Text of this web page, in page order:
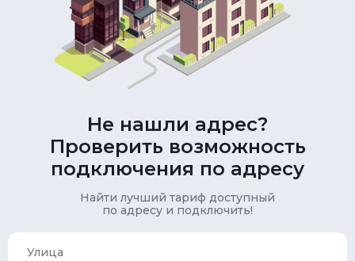
Не нашли адрес?
Проверить возможность
подключения по адресу
Найти лучший тариф доступный
по адресу и подключить!